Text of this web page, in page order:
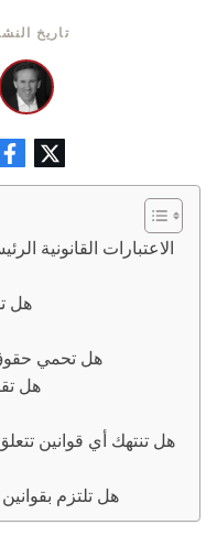
تاريخ النشر: 12 ديسمبر
تويتر
الاعتبارات القانونية
هل
هل تحمي حقوق
هل
هل تنتهك أي قوانين
هل تلتزم